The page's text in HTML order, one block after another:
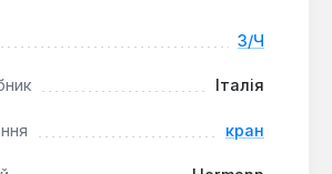
до тиску та температури
призначення як кран
їх для проведення
або ремонту
З/Ч
Італія
кран